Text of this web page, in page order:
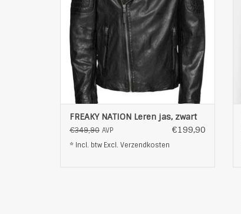
met borstzakje
zijzakken met rits
elastische heupboord en manchetten
logostiksel aan de hals
met praktische binnenzak
bovenmateria
TOEVOEGEN AAN WINKELWAGEN
FREAKY NATION Leren jas, zwart
€349,90 AVP €199,90
* Incl. btw Excl. Verzendkosten